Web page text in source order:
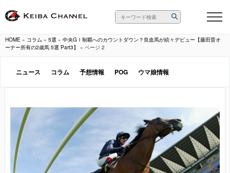
HOME » コラム » 5選 » 中央GⅠ制覇へのカウントダウン？良血馬が続々デビュー【藤田晋オ
ーナー所有の2歳馬 5選 Part3】
» ページ 2
ニュース コラム 予想情報 POG ウマ娘情報